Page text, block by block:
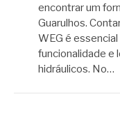
encontrar um
Guarulhos.
WEG é
funcionalidade e
hidráulicos. No…